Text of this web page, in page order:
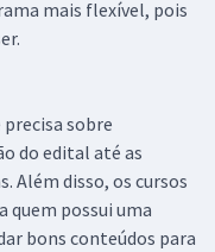
mais flexível, pois
precisa sobre
do edital até as
Além disso, os cursos
quem possui uma
bons conteúdos para